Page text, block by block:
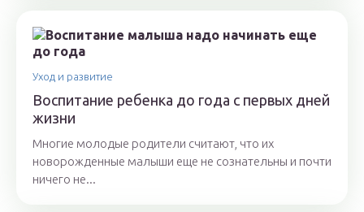
Уход и развитие
Воспитание ребенка до года с первых дней
жизни
Многие молодые родители считают, что их
новорожденные малыши еще не сознательны и почти
ничего не...